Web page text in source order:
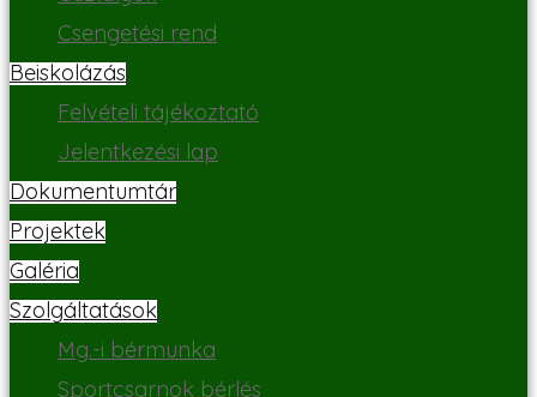
Csengetési rend
Beiskolázás
Felvételi tájékoztató
Jelentkezési lap
Dokumentumtár
Projektek
Galéria
Szolgáltatások
Mg.-i bérmunka
Sportcsarnok bérlés